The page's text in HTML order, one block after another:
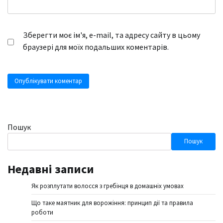
Зберегти моє ім'я, e-mail, та адресу сайту в цьому
браузері для моїх подальших коментарів.
Пошук
Пошук
Недавні записи
Як розплутати волосся з гребінця в домашніх умовах
Що таке маятник для ворожіння: принцип дії та правила
роботи